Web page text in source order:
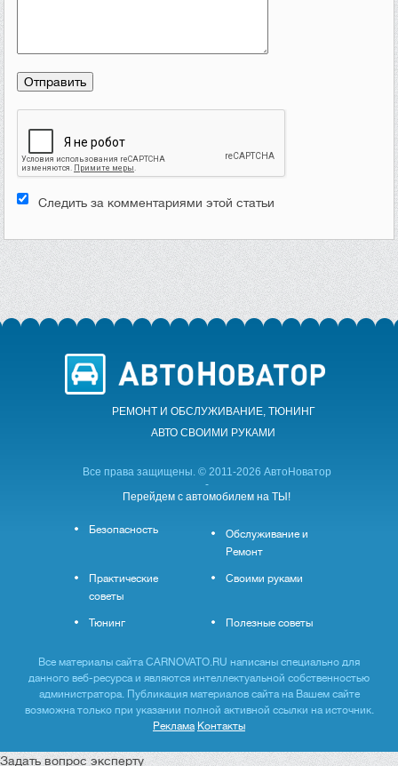
Следить за комментариями этой статьи
РЕМОНТ И ОБСЛУЖИВАНИЕ, ТЮНИНГ
АВТО CВОИМИ РУКАМИ
Все права защищены. © 2011-2026 АвтоНоватор
-
Перейдем с автомобилем на ТЫ!
Безопасность
Обслуживание и
Ремонт
Практические
советы
Своими руками
Тюнинг Полезные советы
Все материалы сайта CARNOVATO.RU написаны специально для
данного веб-ресурса и являются интеллектуальной собственностью
администратора. Публикация материалов сайта на Вашем сайте
возможна только при указании полной активной ссылки на источник.
Реклама Контакты
Задать вопрос эксперту